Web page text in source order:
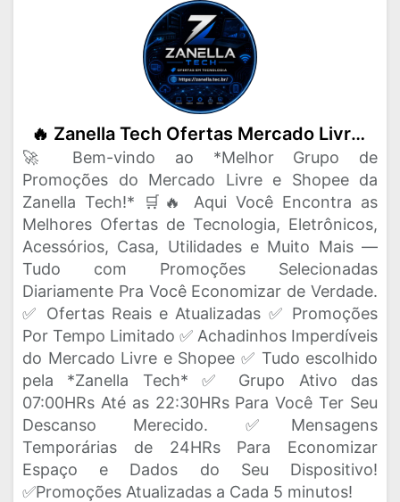
🔥 Zanella Tech Ofertas Mercado Livre e Shopee 🔥
🚀 Bem-vindo ao *Melhor Grupo de
Promoções do Mercado Livre e Shopee da
Zanella Tech!* 🛒🔥 Aqui Você Encontra as
Melhores Ofertas de Tecnologia, Eletrônicos,
Acessórios, Casa, Utilidades e Muito Mais —
Tudo com Promoções Selecionadas
Diariamente Pra Você Economizar de Verdade.
✅ Ofertas Reais e Atualizadas ✅ Promoções
Por Tempo Limitado ✅ Achadinhos Imperdíveis
do Mercado Livre e Shopee ✅ Tudo escolhido
pela *Zanella Tech* ✅ Grupo Ativo das
07:00HRs Até as 22:30HRs Para Você Ter Seu
Descanso Merecido. ✅Mensagens
Temporárias de 24HRs Para Economizar
Espaço e Dados do Seu Dispositivo!
✅Promoções Atualizadas a Cada 5 minutos!